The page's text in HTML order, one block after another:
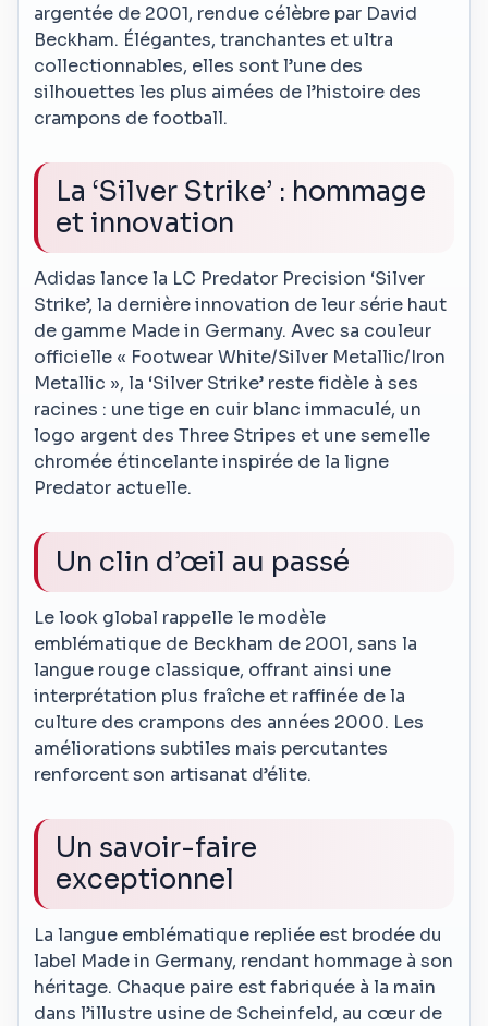
argentée de 2001, rendue célèbre par David
Beckham. Élégantes, tranchantes et ultra
collectionnables, elles sont l’une des
silhouettes les plus aimées de l’histoire des
crampons de football.
La ‘Silver Strike’ : hommage
et innovation
Adidas lance la LC Predator Precision ‘Silver
Strike’, la dernière innovation de leur série haut
de gamme Made in Germany. Avec sa couleur
officielle « Footwear White/Silver Metallic/Iron
Metallic », la ‘Silver Strike’ reste fidèle à ses
racines : une tige en cuir blanc immaculé, un
logo argent des Three Stripes et une semelle
chromée étincelante inspirée de la ligne
Predator actuelle.
Un clin d’œil au passé
Le look global rappelle le modèle
emblématique de Beckham de 2001, sans la
langue rouge classique, offrant ainsi une
interprétation plus fraîche et raffinée de la
culture des crampons des années 2000. Les
améliorations subtiles mais percutantes
renforcent son artisanat d’élite.
Un savoir-faire
exceptionnel
La langue emblématique repliée est brodée du
label Made in Germany, rendant hommage à son
héritage. Chaque paire est fabriquée à la main
dans l’illustre usine de Scheinfeld, au cœur de